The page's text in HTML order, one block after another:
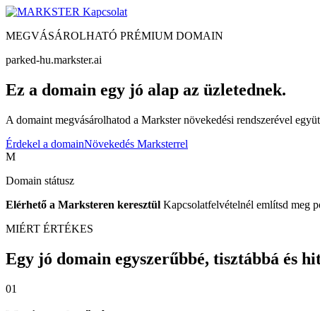
Kapcsolat
MEGVÁSÁROLHATÓ PRÉMIUM DOMAIN
parked-hu.markster.ai
Ez a domain egy jó alap az üzletednek.
A domaint megvásárolhatod a Markster növekedési rendszerével
Érdekel a domainNövekedés Marksterrel
M
Domain státusz
Elérhető a Marksteren keresztül Kapcsolatfelvételnél említsd meg
MIÉRT ÉRTÉKES
Egy jó domain egyszerűbbé, tisztábbá és
01